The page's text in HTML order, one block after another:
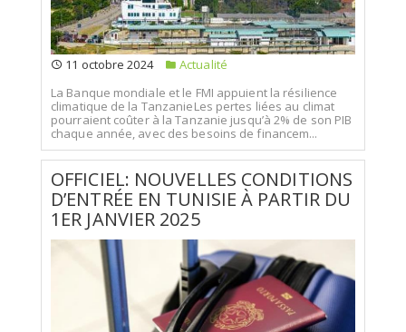
11 octobre 2024
Actualité
La Banque mondiale et le FMI appuient la résilience
climatique de la TanzanieLes pertes liées au climat
pourraient coûter à la Tanzanie jusqu’à 2% de son PIB
chaque année, avec des besoins de financem...
OFFICIEL: NOUVELLES CONDITIONS
D’ENTRÉE EN TUNISIE À PARTIR DU
1ER JANVIER 2025